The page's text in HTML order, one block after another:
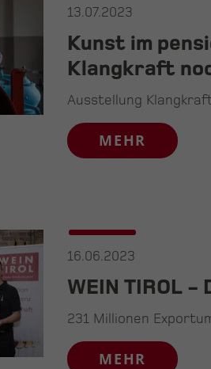
13.07.2023
Kunst im
Klangkraft
Ausstellung
MEHR
16.06.2023
WEIN TIROL
231 Millionen
MEHR